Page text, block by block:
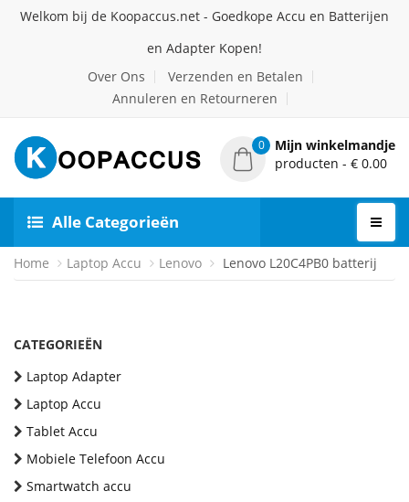
Welkom bij de Koopaccus.net - Goedkope Accu en Batterijen
en Adapter Kopen!
Over Ons
Verzenden en Betalen
Annuleren en Retourneren
0
Mijn winkelmandje
producten - € 0.00
Alle Categorieën
Home Laptop Accu Lenovo Lenovo L20C4PB0 batterij
CATEGORIEËN
Laptop Adapter
Laptop Accu
Tablet Accu
Mobiele Telefoon Accu
Smartwatch accu